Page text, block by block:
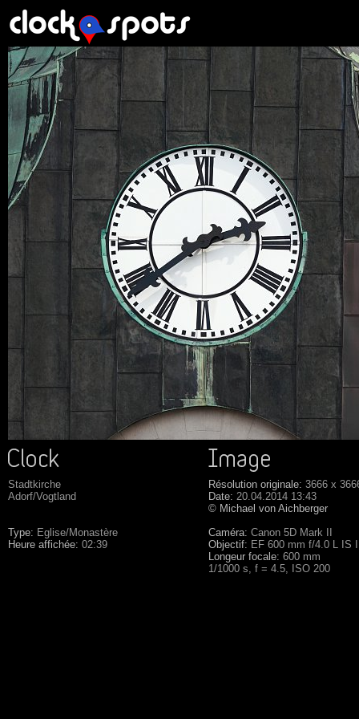
Stadtkirche
Adorf/Vogtland
Type: Eglise/Monastère
Heure affichée: 02:39
Résolution originale: 3666 x
Date: 20.04.2014 13:43
© Michael von Aichberger
Caméra: Canon 5D Mark II
Objectif: EF 600 mm f/4.0 L IS
Longeur focale: 600 mm
1/1000 s, f = 4.5, ISO 200